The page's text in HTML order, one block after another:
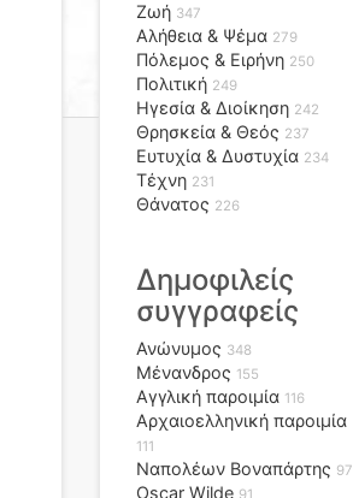
Ζωή 347
Αλήθεια & Ψέμα 279
Πόλεμος & Ειρήνη 250
Πολιτική 249
Ηγεσία & Διοίκηση 242
Θρησκεία & Θεός 237
Ευτυχία & Δυστυχία 234
Τέχνη 231
Θάνατος 226
Δημοφιλείς
συγγραφείς
Ανώνυμος 348
Μένανδρος 155
Αγγλική παροιμία 116
Αρχαιοελληνική παροιμία
111
Ναπολέων Βοναπάρτης 97
Oscar Wilde 91